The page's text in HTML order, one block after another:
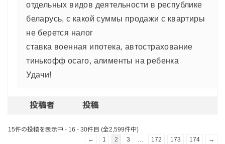
отдельных видов деятельности в республике
беларусь, с какой суммы продажи с квартиры
не берется налог
ставка военная ипотека, автострахование
тинькофф осаго, алименты на ребенка
Удачи!
投稿者 投稿
15件の投稿を表示中 - 16 - 30件目 (全2,599件中)
←
1 2 3 172 173 174 →